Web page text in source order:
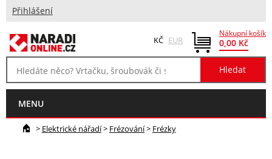
Přihlášení
Nákupní košík
0,00 Kč
KČ EUR
MENU
> Elektrické nářadí> Frézování> Frézky